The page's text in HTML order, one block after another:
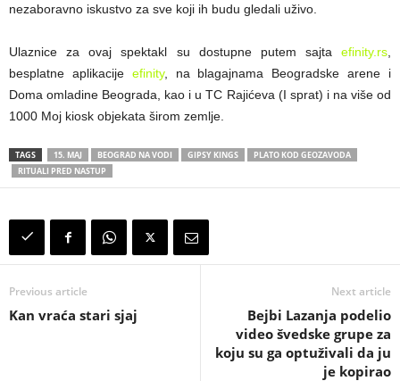
nezaboravno iskustvo za sve koji ih budu gledali uživo.
Ulaznice za ovaj spektakl su dostupne putem sajta efinity.rs
besplatne aplikacije efinity, na blagajnama Beogradske arene i
Doma omladine Beograda, kao i u TC Rajićeva (I sprat) i na više od
1000 Moj kiosk objekata širom zemlje.
TAGS 15. MAJ BEOGRAD NA VODI GIPSY KINGS
PLATO KOD GEOZAVODA
RITUALI PRED NASTUP
Previous article
Kan vraća stari sjaj
Next article
Bejbi Lazanja podelio
video švedske grupe za
koju su ga optuživali da ju
je kopirao